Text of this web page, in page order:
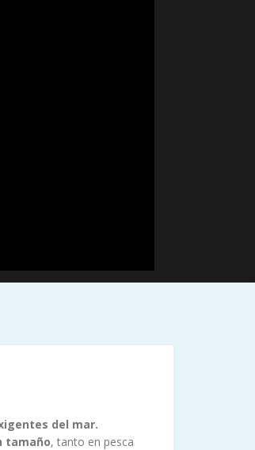
del mar.
tamaño, tanto en pesca